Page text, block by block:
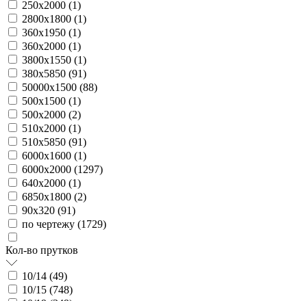
250х2000 (1)
2800х1800 (1)
360х1950 (1)
360х2000 (1)
3800х1550 (1)
380х5850 (91)
50000х1500 (88)
500х1500 (1)
500х2000 (2)
510х2000 (1)
510х5850 (91)
6000х1600 (1)
6000х2000 (1297)
640х2000 (1)
6850х1800 (2)
90х320 (91)
по чертежу (1729)
Кол-во прутков
10/14 (49)
10/15 (748)